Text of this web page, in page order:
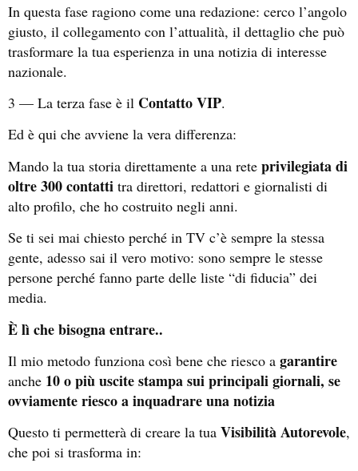
In questa fase ragiono come una redazione: cerco l’angolo
giusto, il collegamento con l’attualità, il dettaglio che può
trasformare la tua esperienza in una notizia di interesse
nazionale.
3 — La terza fase è il Contatto VIP.
Ed è qui che avviene la vera differenza:
Mando la tua storia direttamente a una rete privilegiata di
oltre 300 contatti tra direttori, redattori e giornalisti di
alto profilo, che ho costruito negli anni.
Se ti sei mai chiesto perché in TV c’è sempre la stessa
gente, adesso sai il vero motivo: sono sempre le stesse
persone perché fanno parte delle liste “di fiducia” dei
media.
È lì che bisogna entrare..
Il mio metodo funziona così bene che riesco a garantire
anche 10 o più uscite stampa sui principali giornali, se
ovviamente riesco a inquadrare una notizia
Questo ti permetterà di creare la tua Visibilità Autorevole,
che poi si trasforma in: